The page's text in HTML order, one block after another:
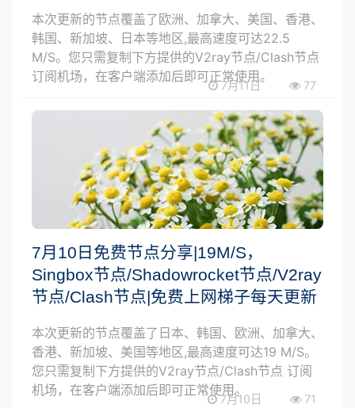
本次更新的节点覆盖了欧洲、加拿大、美国、香港、
韩国、新加坡、日本等地区,最高速度可达22.5
M/S。您只需复制下方提供的V2ray节点/Clash节点
订阅机场，在客户端添加后即可正常使用。
7月11日 77
7月10日免费节点分享|19M/S，
Singbox节点/Shadowrocket节点/V2ray
节点/Clash节点|免费上网梯子每天更新
本次更新的节点覆盖了日本、韩国、欧洲、加拿大、
香港、新加坡、美国等地区,最高速度可达19 M/S。
您只需复制下方提供的V2ray节点/Clash节点 订阅
机场，在客户端添加后即可正常使用。
7月10日 71